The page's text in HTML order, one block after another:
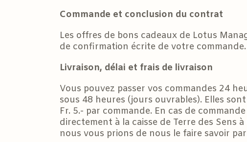
Commande et conclusion du contrat
Les offres de bons cadeaux de Lotus
de confirmation écrite de votre commande.
Livraison, délai et frais de livraison
Vous pouvez passer vos commandes 24
sous 48 heures (jours ouvrables). Elles
Fr. 5.- par commande. En cas de
directement à la caisse de Terre des Sens
nous vous prions de nous le faire savoir